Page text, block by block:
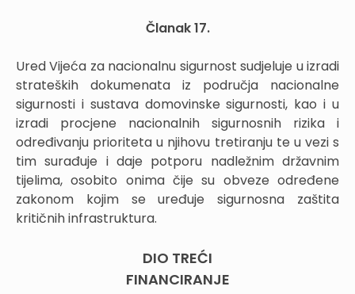
Članak 17.
Ured Vijeća za nacionalnu sigurnost sudjeluje u izradi
strateških dokumenata iz područja nacionalne
sigurnosti i sustava domovinske sigurnosti, kao i u
izradi procjene nacionalnih sigurnosnih rizika i
određivanju prioriteta u njihovu tretiranju te u vezi s
tim surađuje i daje potporu nadležnim državnim
tijelima, osobito onima čije su obveze određene
zakonom kojim se uređuje sigurnosna zaštita
kritičnih infrastruktura.
DIO TREĆI
FINANCIRANJE